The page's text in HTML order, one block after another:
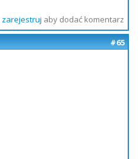
zarejestruj aby dodać komentarz
#65